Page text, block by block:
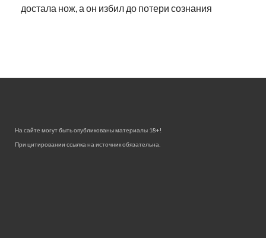
достала нож, а он избил до потери сознания
На сайте могут быть опубликованы материалы 18+!
При цитировании ссылка на источник обязательна.